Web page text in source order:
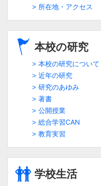
所在地・アクセス
本校の研究
本校の研究について
近年の研究
研究のあゆみ
著書
公開授業
総合学習CAN
教育実習
学校生活